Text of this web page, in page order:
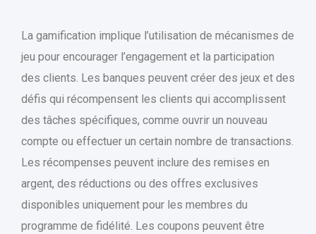
La gamification implique l’utilisation de mécanismes de
jeu pour encourager l’engagement et la participation
des clients. Les banques peuvent créer des jeux et des
défis qui récompensent les clients qui accomplissent
des tâches spécifiques, comme ouvrir un nouveau
compte ou effectuer un certain nombre de transactions.
Les récompenses peuvent inclure des remises en
argent, des réductions ou des offres exclusives
disponibles uniquement pour les membres du
programme de fidélité. Les coupons peuvent être